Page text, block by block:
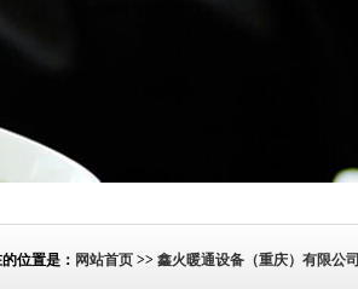
位置是： 网站首页 >> 鑫火暖通设备（重庆）有限公司